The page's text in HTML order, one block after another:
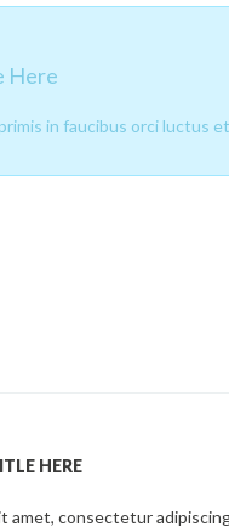
Here
in faucibus orci luctus
HERE
amet, consectetur